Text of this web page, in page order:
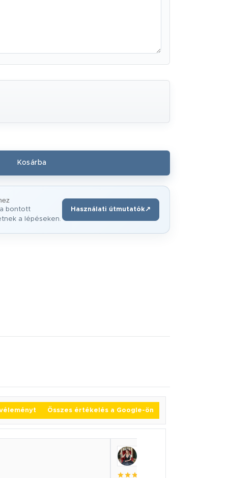
bontott
a lépéseken.
Használati útmutatók↗
(új ablakban nyílik meg)
Összes értékelés a Google-ön